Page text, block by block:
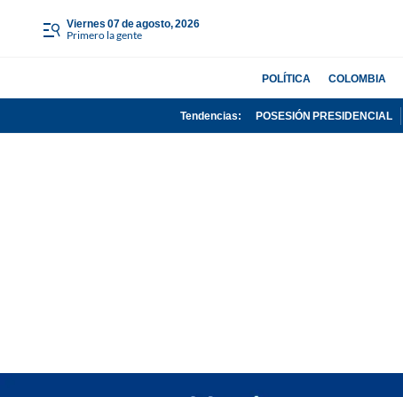
viernes 07 de agosto, 2026
Primero la gente
POLÍTICA COLOMBIA
Tendencias: POSESIÓN PRESIDENCIAL